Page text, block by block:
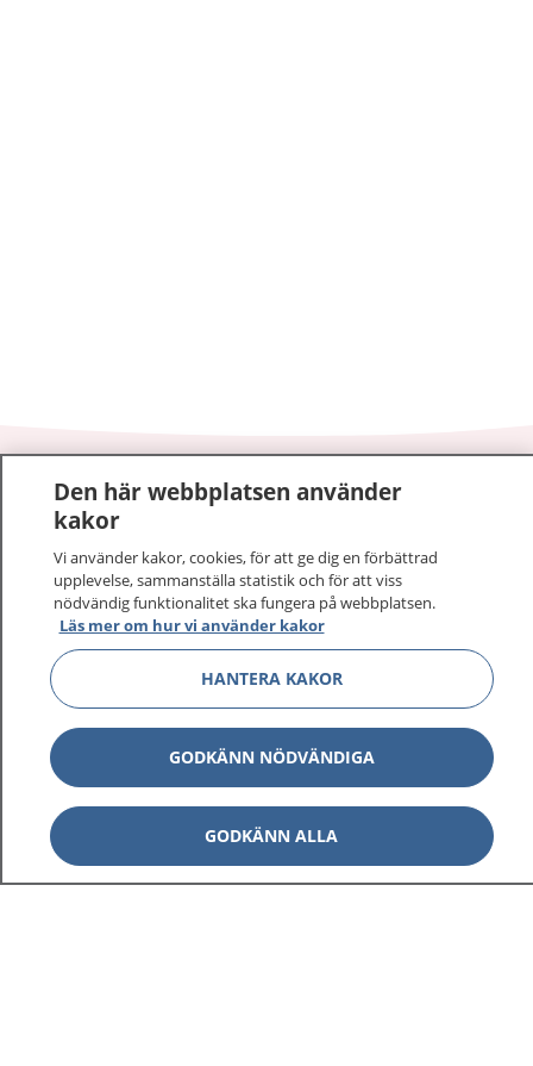
1177–tryggt om din hälsa och vård
På 1177.se får du råd om hälsa och information om
sjukdomar och vilka mottagningar du kan kontakta.
Logga in för att läsa din journal och göra dina
vårdärenden. Ring telefonnummer 1177 för
sjukvårdsrådgivning dygnet runt.
1177 ger dig råd när du vill må bättre.
1177 på flera språk Visa
Den här webbplatsen använder
kakor
Vi använder kakor, cookies, för att ge dig en förbättrad
upplevelse, sammanställa statistik och för att viss
nödvändig funktionalitet ska fungera på webbplatsen.
Läs mer om hur vi använder kakor
HANTERA KAKOR
GODKÄNN NÖDVÄNDIGA
GODKÄNN ALLA